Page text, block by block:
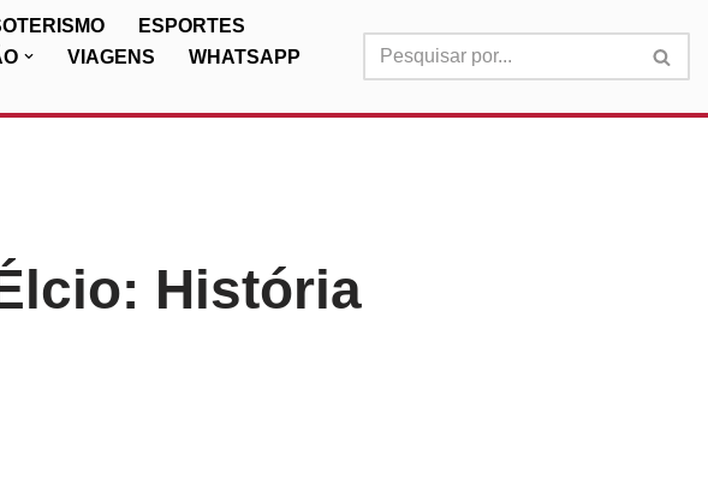
ESPORTES
VIAGENS
WHATSAPP
História